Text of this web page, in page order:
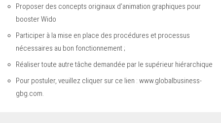
Proposer des concepts originaux d’animation graphiques pour
booster Wido
Participer à la mise en place des procédures et processus
nécessaires au bon fonctionnement ;
Réaliser toute autre tâche demandée par le supérieur hiérarchique
Pour postuler, veuillez cliquer sur ce lien : www.globalbusiness-
gbg.com